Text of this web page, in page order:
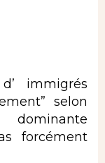
immigrés
selon
dominante
forcément